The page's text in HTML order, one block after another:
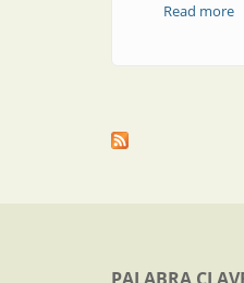
Read more